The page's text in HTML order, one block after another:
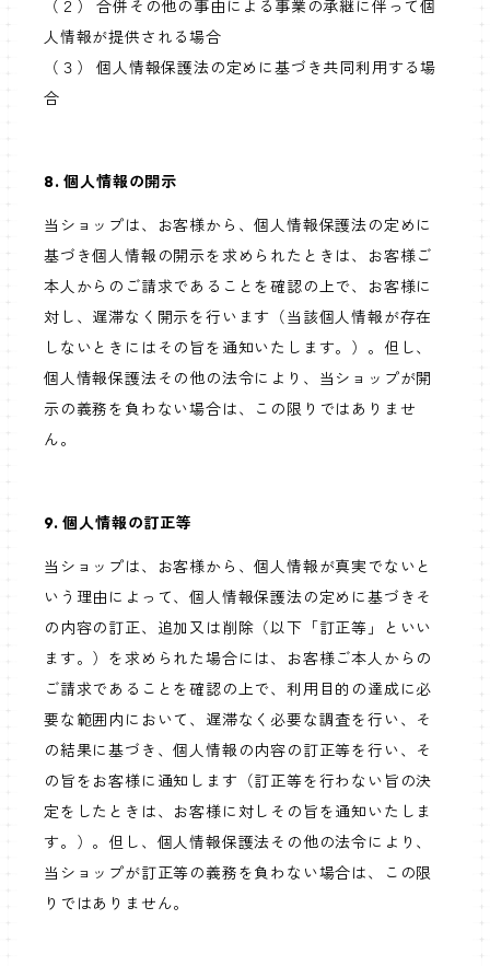
（２） 合併その他の事由による事業の承継に伴って個
人情報が提供される場合
（３） 個人情報保護法の定めに基づき共同利用する場
合
8. 個人情報の開示
当ショップは、お客様から、個人情報保護法の定めに
基づき個人情報の開示を求められたときは、お客様ご
本人からのご請求であることを確認の上で、お客様に
対し、遅滞なく開示を行います（当該個人情報が存在
しないときにはその旨を通知いたします。）。但し、
個人情報保護法その他の法令により、当ショップが開
示の義務を負わない場合は、この限りではありませ
ん。
9. 個人情報の訂正等
当ショップは、お客様から、個人情報が真実でないと
いう理由によって、個人情報保護法の定めに基づきそ
の内容の訂正、追加又は削除（以下「訂正等」といい
ます。）を求められた場合には、お客様ご本人からの
ご請求であることを確認の上で、利用目的の達成に必
要な範囲内において、遅滞なく必要な調査を行い、そ
の結果に基づき、個人情報の内容の訂正等を行い、そ
の旨をお客様に通知します（訂正等を行わない旨の決
定をしたときは、お客様に対しその旨を通知いたしま
す。）。但し、個人情報保護法その他の法令により、
当ショップが訂正等の義務を負わない場合は、この限
りではありません。